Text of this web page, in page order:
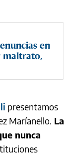
en
maltrato,
presentamos
Maríanello. La
nunca